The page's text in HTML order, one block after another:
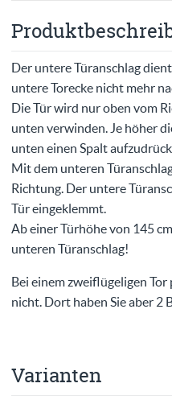
Der untere Türanschlag
untere Torecke nicht mehr
Die Tür wird nur oben vom
unten verwinden. Je höher
unten einen Spalt
Mit dem unteren
Richtung. Der untere
Tür eingeklemmt.
Ab einer Türhöhe von 145
unteren Türanschlag!
Bei einem zweiflügeligen
nicht. Dort haben Sie aber 2
Varianten